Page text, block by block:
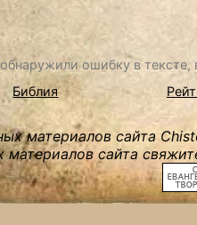
ошибку в
Библия
материалов сайта
материалов сайта